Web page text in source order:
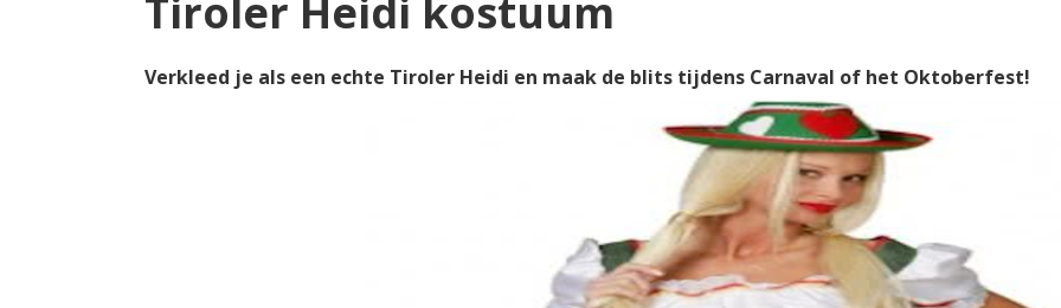
Tiroler Heidi kostuum
Verkleed je als een echte Tiroler Heidi en maak de blits tijdens Carnaval of het Oktoberfest!